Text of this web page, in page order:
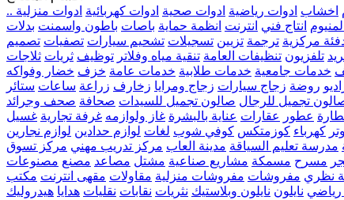
اخشاب ادوات رياضية ادوات صحية ادوات كهربائية ادوات منزلية
المنيوم انتاج فني انترنت انظمة حماية باصات باطون واسمنت بدلات
مركزية ترجمة تزيين تسجيلات تشحيم سيارات تصفيات تصميم
تلفزيون تنظيفات العامة تنقية مياه وفلاتر توظيف ثريات ثلاجات
خدمات جامعية خدمات طلابية خدمات عامة خزف خضار وفواكه
روضة زجاج سيارات زجاج ومرايا زخارف زراعة ساعات ستائر
تجميل للرجال صالون تجميل للسيدات صحافة صحف وجرائد
عطور عقارات عناية بالبشرة غاز ولوازمه غرفة تجارية غسيل
كهرباء كوزمتكس كوفي شوب لغات لوازم حدادين لوازم نجارين
مدرسة تعليم السياقة مدينة العاب مركز تدريب مهني مركز تسوق
مسرح مسمكة مشاريع صناعية مشتل مصاعد مصنع مصنوعات
نظري مفروشات مفروشات منزلية مقاولات مقهى انترنت مكتب
رياضي نايلون نايلون وبلاستيك نثريات نقابات نقليات هدايا هيدروليك